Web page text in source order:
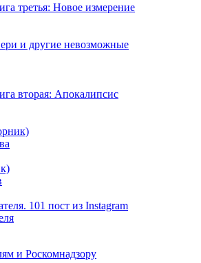
третья: Новое измерение
и другие невозможные
вторая: Апокалипсис
101 пост из Instagram
и Роскомнадзору